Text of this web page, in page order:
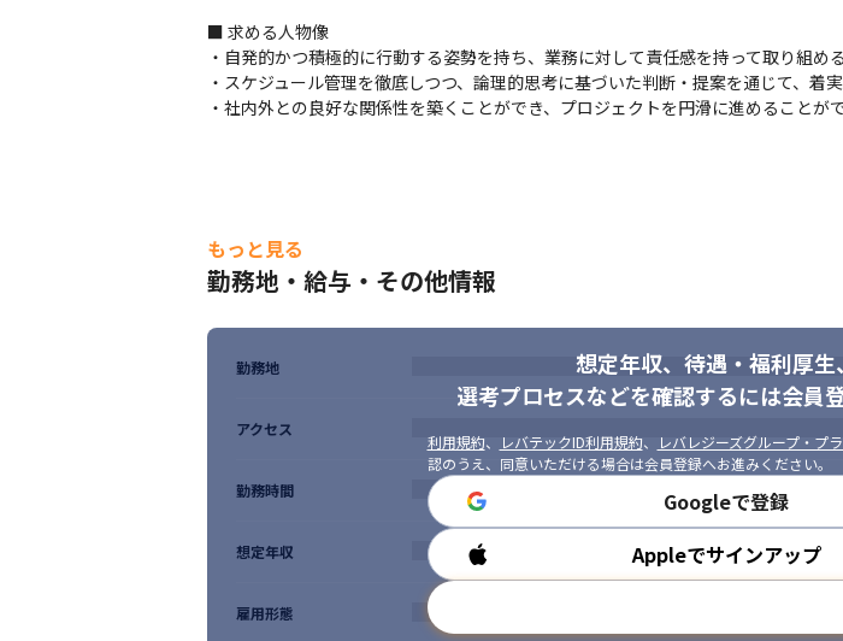
■ 求める人物像
・自発的かつ積極的に行動する姿勢を持ち、業務に対して責任感を持って取り組め
・スケジュール管理を徹底しつつ、論理的思考に基づいた判断・提案を通じて、着
・社内外との良好な関係性を築くことができ、プロジェクトを円滑に進めることが
もっと見る
勤務地・給与・その他情報
想定年収、待遇・福利厚生、
選考プロセスなどを確認するには会員
利用規約、 レバテックID利用規約、 レバレジーズグループ・プ
認のうえ、同意いただける場合は会員登録へお進みください。
Googleで登録
Appleでサインアップ
勤務地
アクセス
勤務時間
想定年収
雇用形態